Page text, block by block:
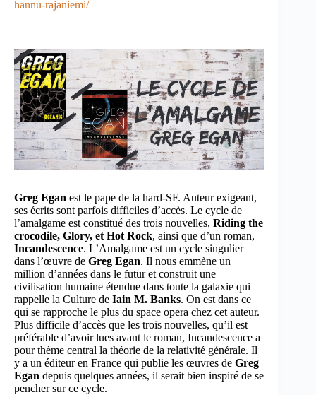
hannu-rajaniemi/
Greg Egan est le pape de la hard-SF. Auteur exigeant,
ses écrits sont parfois difficiles d’accès. Le cycle de
l’amalgame est constitué des trois nouvelles, Riding the
crocodile, Glory, et Hot Rock, ainsi que d’un roman,
Incandescence. L’Amalgame est un cycle singulier
dans l’œuvre de Greg Egan. Il nous emmène un
million d’années dans le futur et construit une
civilisation humaine étendue dans toute la galaxie qui
rappelle la Culture de Iain M. Banks. On est dans ce
qui se rapproche le plus du space opera chez cet auteur.
Plus difficile d’accès que les trois nouvelles, qu’il est
préférable d’avoir lues avant le roman, Incandescence a
pour thème central la théorie de la relativité générale. Il
y a un éditeur en France qui publie les œuvres de Greg
Egan depuis quelques années, il serait bien inspiré de se
pencher sur ce cycle.